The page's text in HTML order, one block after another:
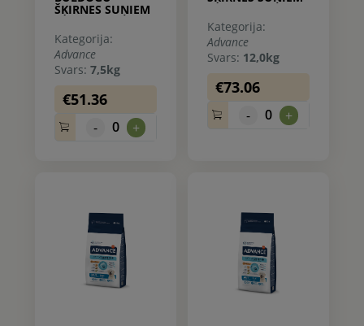
ŠĶIRNES SUŅIEM
Kategorija:
Advance
Svars: 7,5kg
€51.36
- 0 +
Kategorija:
Advance
Svars: 12,0kg
€73.06
- 0 +